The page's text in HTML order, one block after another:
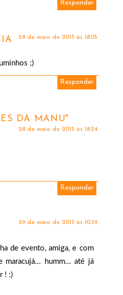
Responder
28 de maio de 2013 às 18:05
;)
Responder
DA MANU"
28 de maio de 2013 às 18:24
Responder
29 de maio de 2013 às 10:39
de evento, amiga, e com
maracujá... humm... até já
! :)